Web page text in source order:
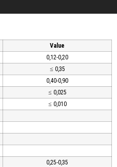
Value
0,12-0,20
≤ 0,35
0,40-0,90
≤ 0,025
≤ 0,010
0,25-0,35